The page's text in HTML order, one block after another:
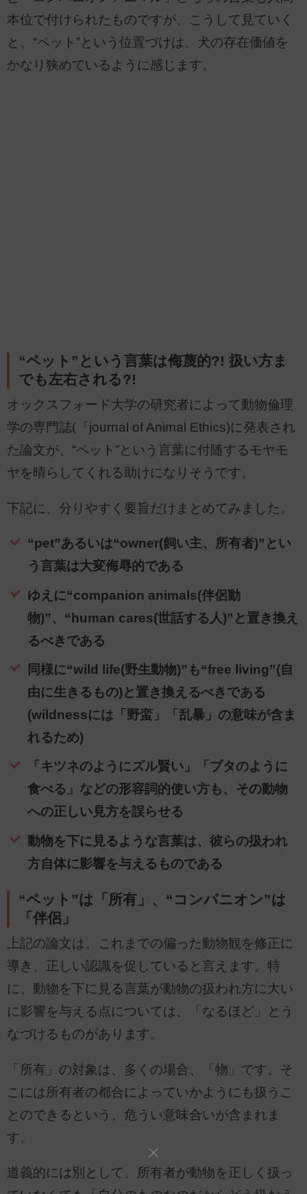
本位で付けられたものですが、こうして見ていく
と、“ペット”という位置づけは、犬の存在価値を
かなり狭めているように感じます。
“ペット”という言葉は侮蔑的?! 扱い方ま
でも左右される?!
オックスフォード大学の研究者によって動物倫理
学の専門誌(『journal of Animal Ethics)に発表され
た論文が、“ペット”という言葉に付随するモヤモ
ヤを晴らしてくれる助けになりそうです。
下記に、分りやすく要旨だけまとめてみました。
“pet”あるいは“owner(飼い主、所有者)”とい
う言葉は大変侮辱的である
ゆえに“companion animals(伴侶動
物)”、“human cares(世話する人)”と置き換え
るべきである
同様に“wild life(野生動物)”も“free living”(自
由に生きるもの)と置き換えるべきである
(wildnessには「野蛮」「乱暴」の意味が含ま
れるため)
「キツネのようにズル賢い」「ブタのように
食べる」などの形容詞的使い方も、その動物
への正しい見方を誤らせる
動物を下に見るような言葉は、彼らの扱われ
方自体に影響を与えるものである
“ペット”は「所有」、“コンパニオン”は
「伴侶」
上記の論文は、これまでの偏った動物観を修正に
導き、正しい認識を促していると言えます。特
に、動物を下に見る言葉が動物の扱われ方に大い
に影響を与える点については、「なるほど」とう
なづけるものがあります。
「所有」の対象は、多くの場合、「物」です。そ
こには所有者の都合によっていかようにも扱うこ
とのできるという、危うい意味合いが含まれま
す。
道義的には別として、所有者が動物を正しく扱っ